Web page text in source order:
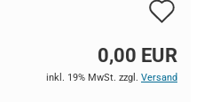
0,00 EUR
inkl. 19% MwSt. zzgl. Versand